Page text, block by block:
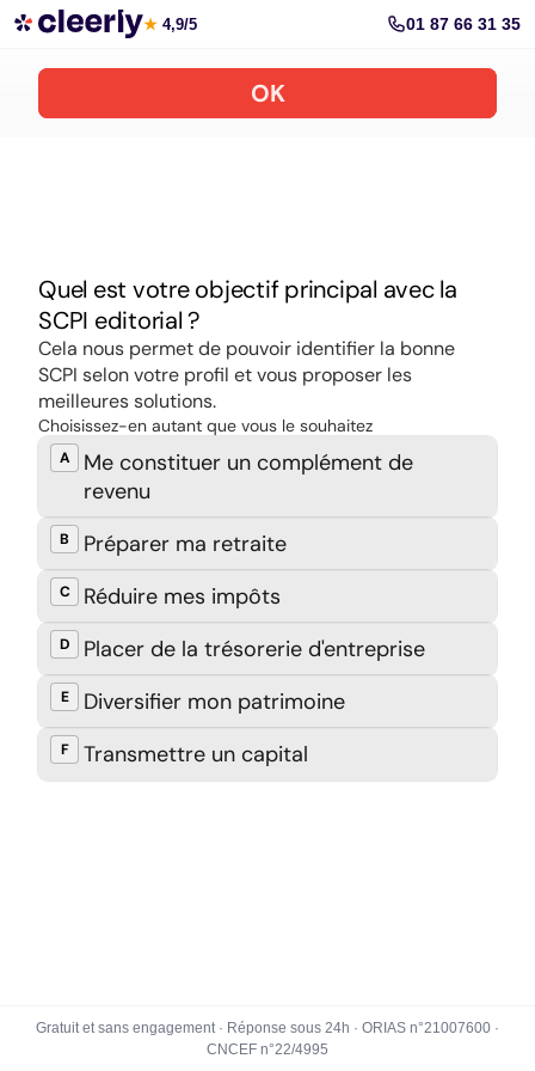
Souscrire aux meilleures SCPI en ligne
★ 4,9/5 01 87 66 31 35
Gratuit et sans engagement · Réponse sous 24h · ORIAS n°21007600 ·
CNCEF n°22/4995